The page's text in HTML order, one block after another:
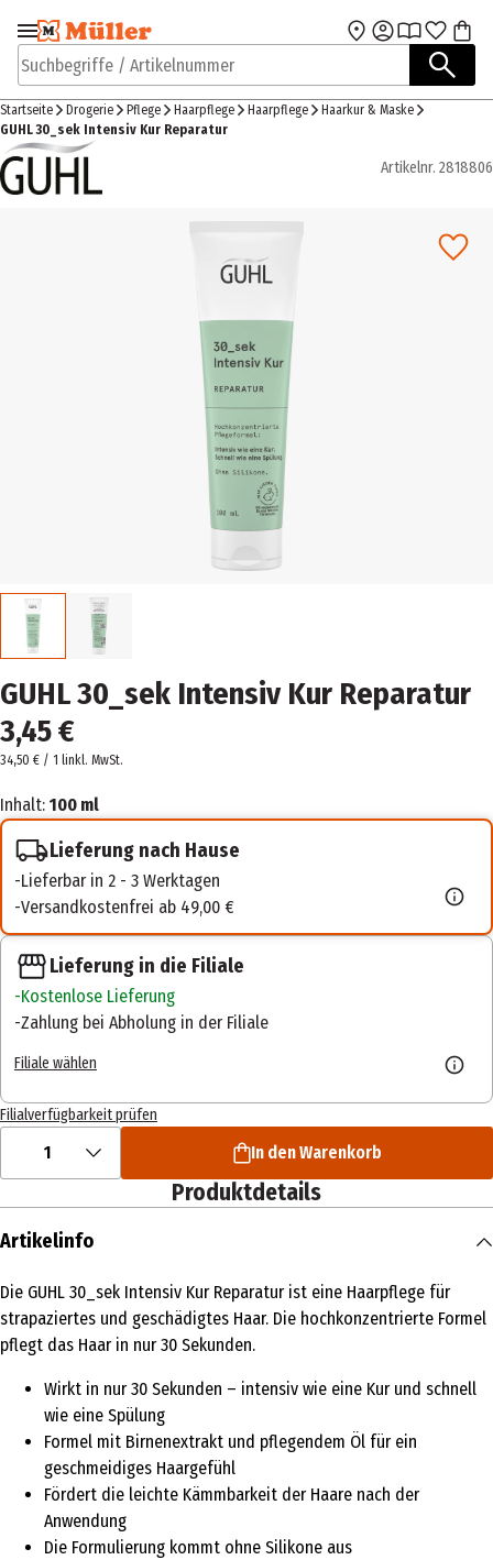
Zur Navigation
springen
Zum Hauptinhalt
Suchbegriffe / Artikelnummer
Startseite Drogerie Pflege Haarpflege Haarpflege
Haarkur & Maske
GUHL 30_sek Intensiv Kur Reparatur
Artikelnr. 2818806
GUHL 30_sek Intensiv Kur Reparatur
3,45 €
34,50 € / 1 linkl. MwSt.
Inhalt: 100 ml
Lieferung nach Hause
Lieferbar in 2 - 3 Werktagen
Versandkostenfrei ab 49,00 €
Lieferung in die Filiale
Kostenlose Lieferung
Zahlung bei Abholung in der Filiale
Filiale wählen
Filialverfügbarkeit prüfen
1 In den Warenkorb
Produktdetails
Artikelinfo
Die GUHL 30_sek Intensiv Kur Reparatur ist eine Haarpflege für
strapaziertes und geschädigtes Haar. Die hochkonzentrierte Formel
pflegt das Haar in nur 30 Sekunden.
Wirkt in nur 30 Sekunden – intensiv wie eine Kur und schnell
wie eine Spülung
Formel mit Birnenextrakt und pflegendem Öl für ein
geschmeidiges Haargefühl
Fördert die leichte Kämmbarkeit der Haare nach der
Anwendung
Die Formulierung kommt ohne Silikone aus